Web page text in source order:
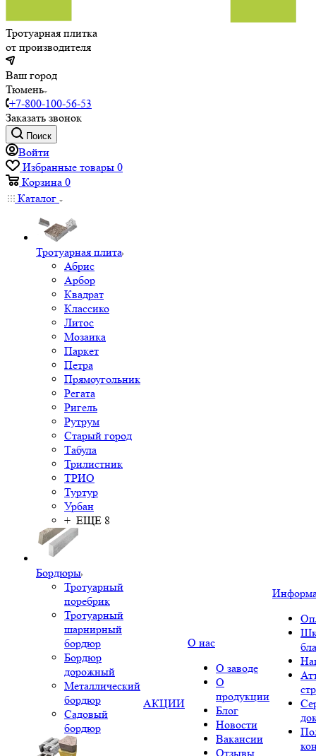
Тротуарная плитка
от производителя
Ваш город
Тюмень
+7-800-100-56-53
Заказать звонок
Поиск
Войти
Избранные товары 0
Корзина 0
Каталог
Тротуарная плита
Абрис
Арбор
Квадрат
Классико
Литос
Мозаика
Паркет
Петра
Прямоугольник
Регата
Ригель
Рутрум
Старый город
Табула
Трилистник
ТРИО
Туртур
Урбан
+ ЕЩЕ 8
Бордюры
Тротуарный
поребрик
Тротуарный
шарнирный
бордюр
Бордюр
дорожный
Металлический
бордюр
Садовый
бордюр
АКЦИИ
О нас
О заводе
О
продукции
Блог
Новости
Вакансии
Отзывы